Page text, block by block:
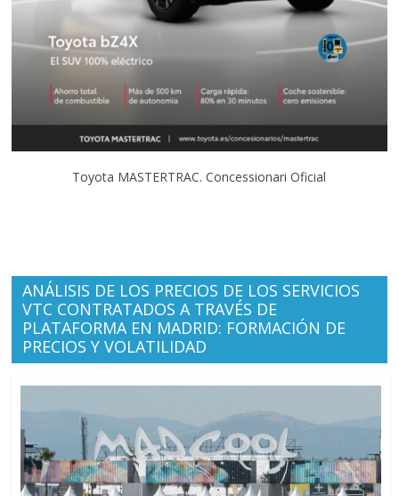
Toyota MASTERTRAC. Concessionari Oficial
ANÁLISIS DE LOS PRECIOS DE LOS SERVICIOS
VTC CONTRATADOS A TRAVÉS DE
PLATAFORMA EN MADRID: FORMACIÓN DE
PRECIOS Y VOLATILIDAD